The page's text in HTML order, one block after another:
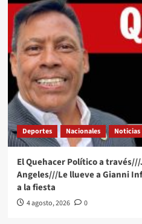
Deportes Nacionales Noticias
El Quehacer Político a
Angeles///Le llueve a Gianni
a la fiesta
4 agosto, 2026 0